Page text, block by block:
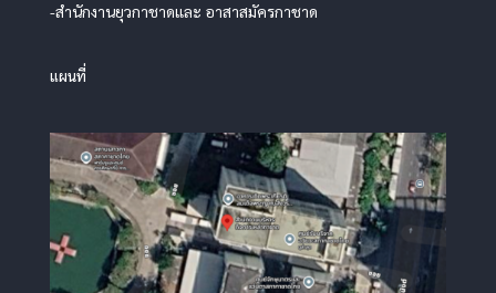
-สำนักงานยุวกาชาดและ อาสาสมัครกาชาด
แผนที่